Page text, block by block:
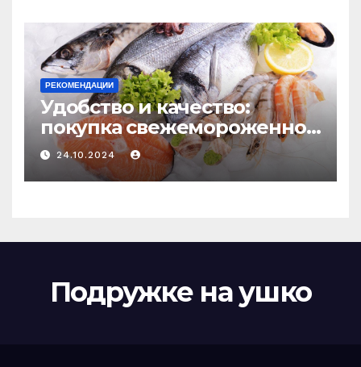
РЕКОМЕНДАЦИИ
Удобство и качество:
покупка свежемороженной
рыбы онлайн
24.10.2024
Подружке на ушко